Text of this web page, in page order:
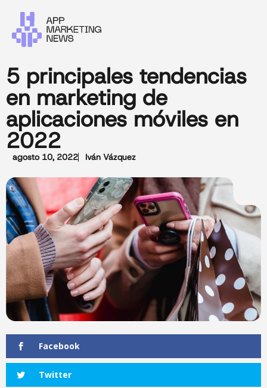
5 principales tendencias
en marketing de
aplicaciones móviles en
2022
agosto 10, 2022 Iván Vázquez
Facebook
Twitter